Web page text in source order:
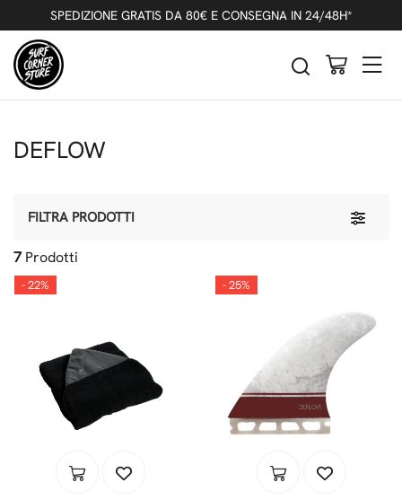
SPEDIZIONE GRATIS DA 80€ E CONSEGNA IN 24/48H*
DEFLOW
Toggle
FILTRA PRODOTTI
7 Prodotti
- 22% - 25%